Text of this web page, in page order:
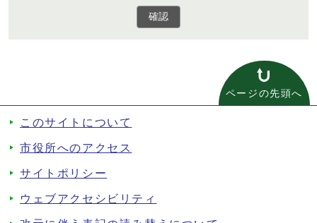
確認
ページの先頭へ
このサイトについて
市役所へのアクセス
サイトポリシー
ウェブアクセシビリティ